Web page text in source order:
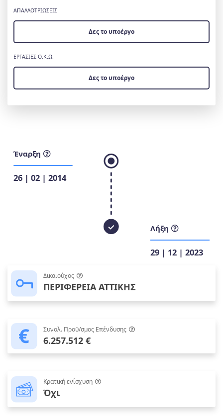
ΑΠΑΛΛΟΤΡΙΩΣΕΙΣ
Δες το υποέργο
ΕΡΓΑΣΙΕΣ Ο.Κ.Ω.
Δες το υποέργο
Έναρξη
26 | 02 | 2014
Λήξη
29 | 12 | 2023
Δικαιούχος
ΠΕΡΙΦΕΡΕΙΑ ΑΤΤΙΚΗΣ
Συνολ. Προϋ/σμος Επένδυσης
6.257.512 €
Κρατική ενίσχυση
Όχι